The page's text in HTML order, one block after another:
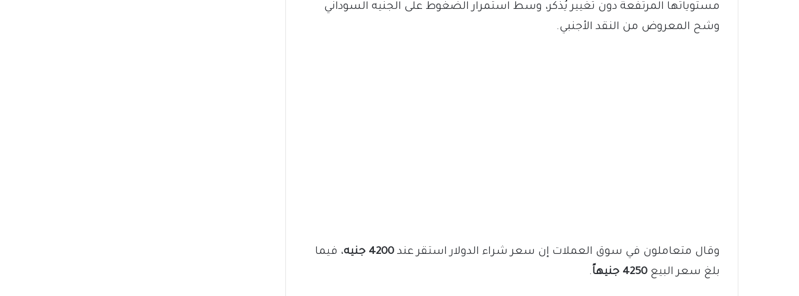
مستوياتها المرتفعة دون تغيير يُذكر، وسط استمرار الضغوط على الجنيه السوداني
وشح المعروض من النقد الأجنبي.
وقال متعاملون في سوق العملات إن سعر شراء الدولار استقر عند 4200 جنيه
، فيما
بلغ سعر البيع 4250 جنيهاً .